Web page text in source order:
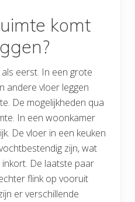
komt
eerst. In een grote
andere vloer leggen
De mogelijkheden qua
In een woonkamer
De vloer in een keuken
zijn, wat
De laatste paar
flink op vooruit
er verschillende